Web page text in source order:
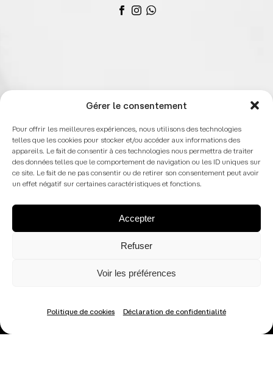
Gérer le consentement
Pour offrir les meilleures expériences, nous utilisons des technologies
telles que les cookies pour stocker et/ou accéder aux informations des
appareils. Le fait de consentir à ces technologies nous permettra de traiter
des données telles que le comportement de navigation ou les ID uniques sur
ce site. Le fait de ne pas consentir ou de retirer son consentement peut avoir
un effet négatif sur certaines caractéristiques et fonctions.
Accepter
Refuser
Voir les préférences
Politique de cookies Déclaration de confidentialité
contact@meziane-clinique-
esthetique.fr
2024